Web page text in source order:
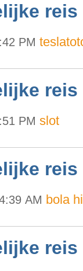
reis
PM
reis
PM slot
reis
AM bola
reis